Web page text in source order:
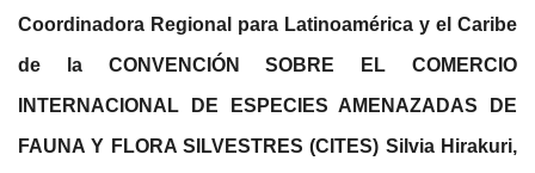
Coordinadora Regional para Latinoamérica y el Caribe
de la CONVENCIÓN SOBRE EL COMERCIO
INTERNACIONAL DE ESPECIES AMENAZADAS DE
FAUNA Y FLORA SILVESTRES (CITES) Silvia Hirakuri,